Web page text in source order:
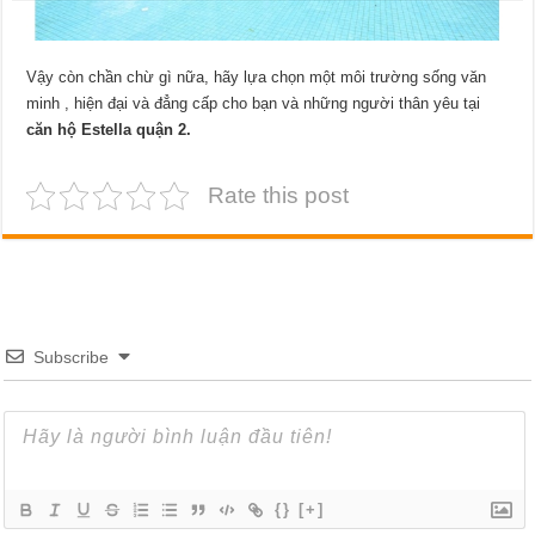
Vậy còn chần chừ gì nữa, hãy lựa chọn một môi trường sống văn
minh , hiện đại và đẳng cấp cho bạn và những người thân yêu tại
căn hộ Estella quận 2.
Rate this post
Subscribe
{} [+]